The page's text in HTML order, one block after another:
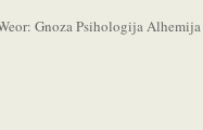
Gnoza Psihologija